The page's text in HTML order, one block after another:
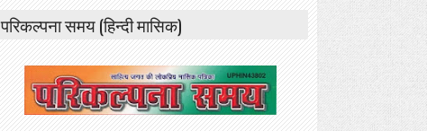
परिकल्पना समय (हिन्दी मासिक)